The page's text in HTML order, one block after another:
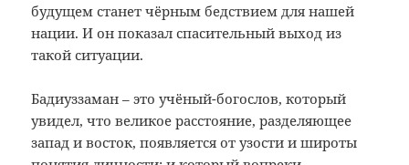
будущем станет чёрным бедствием для нашей
нации. И он показал спасительный выход из
такой ситуации.
Бадиуззаман – это учёный-богослов, который
увидел, что великое расстояние, разделяющее
запад и восток, появляется от узости и широты